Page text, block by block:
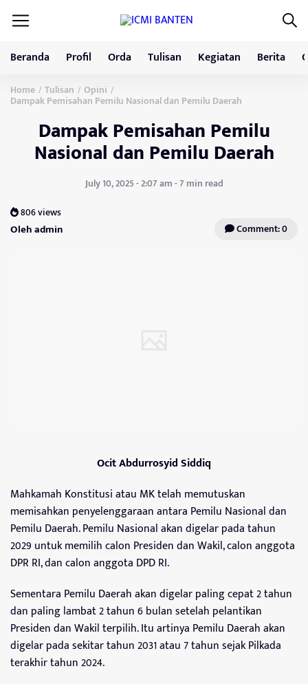
Beranda Profil Orda Tulisan Kegiatan Berita
Home / Tulisan / Opini /
Dampak Pemisahan Pemilu Nasional dan Pemilu Daerah
Dampak Pemisahan Pemilu
Nasional dan Pemilu Daerah
July 10, 2025 - 2:07 am - 7 min read
806 views
Oleh admin Comment: 0
Ocit Abdurrosyid Siddiq
Mahkamah Konstitusi atau MK telah memutuskan
memisahkan penyelenggaraan antara Pemilu Nasional dan
Pemilu Daerah. Pemilu Nasional akan digelar pada tahun
2029 untuk memilih calon Presiden dan Wakil, calon anggota
DPR RI, dan calon anggota DPD RI.
Sementara Pemilu Daerah akan digelar paling cepat 2 tahun
dan paling lambat 2 tahun 6 bulan setelah pelantikan
Presiden dan Wakil terpilih. Itu artinya Pemilu Daerah akan
digelar pada sekitar tahun 2031 atau 7 tahun sejak Pilkada
terakhir tahun 2024.